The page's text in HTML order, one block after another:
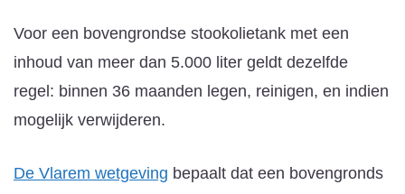
Voor een bovengrondse stookolietank met een
inhoud van meer dan 5.000 liter geldt dezelfde
regel: binnen 36 maanden legen, reinigen, en indien
mogelijk verwijderen.
De Vlarem wetgeving bepaalt dat een bovengronds